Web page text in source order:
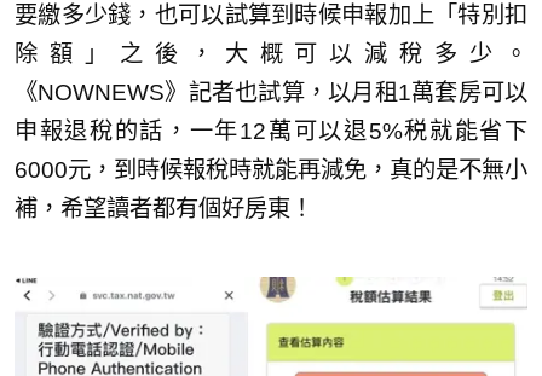
要繳多少錢，也可以試算到時候申報加上「特別扣
除額」之後，大概可以減稅多少。
《NOWNEWS》記者也試算，以月租1萬套房可以
申報退稅的話，一年12萬可以退5%税就能省下
6000元，到時候報稅時就能再減免，真的是不無小
補，希望讀者都有個好房東！